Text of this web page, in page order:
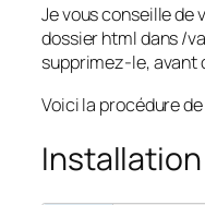
Je vous conseille de
dossier html dans /
supprimez-le, avant
Voici la procédure
Installation